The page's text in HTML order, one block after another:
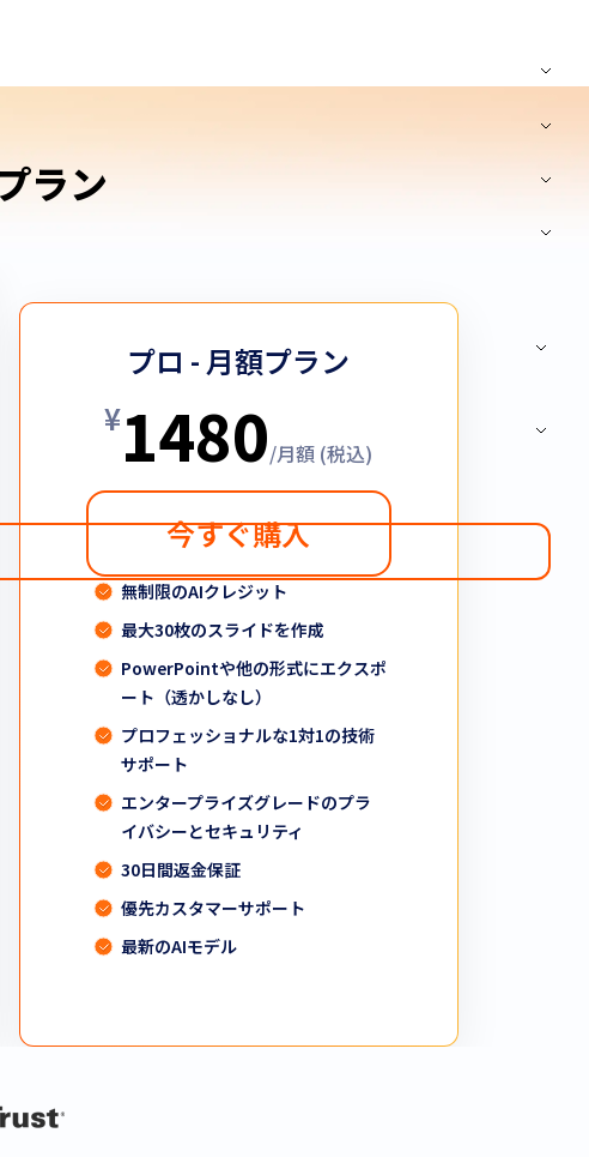
ラン
プロ - 月額プラン
¥1480/月額 (税込)
今すぐ購入
無制限のAIクレジット
最大30枚のスライドを作成
PowerPointや他の形式にエクスポ
ート（透かしなし）
プロフェッショナルな1対1の技術
サポート
エンタープライズグレードのプラ
イバシーとセキュリティ
30日間返金保証
優先カスタマーサポート
最新のAIモデル